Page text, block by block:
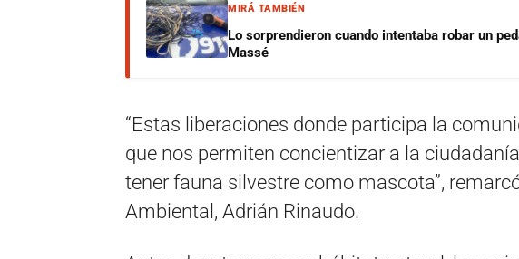
MIRÁ TAMBIÉN
Lo sorprendieron cuando intentaba robar un
Massé
“Estas liberaciones donde participa la
que nos permiten concientizar a la
tener fauna silvestre como mascota”,
Ambiental, Adrián Rinaudo.